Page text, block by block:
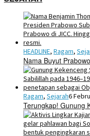
HEADLINE, Ragam,
Nama Buyut
Ragam, Sejarah6
Terungkap! Gunung